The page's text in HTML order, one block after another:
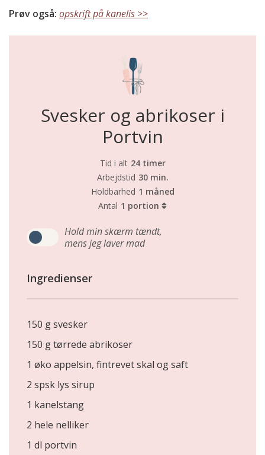
Prøv også: opskrift på kanelis >>
Svesker og abrikoser i
Portvin
Tid i alt 24 timer
Arbejdstid 30 min.
Holdbarhed 1 måned
Antal 1 portion
Hold min skærm tændt,
mens jeg laver mad
Ingredienser
150 g svesker
150 g tørrede abrikoser
1 øko appelsin, fintrevet skal og saft
2 spsk lys sirup
1 kanelstang
2 hele nelliker
1 dl portvin